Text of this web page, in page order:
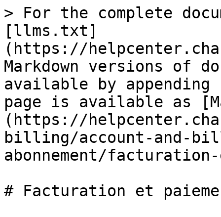
> For the complete
[llms.txt]
(https://
Markdown versions of
available by
page is available as
(https://
billing/account-and-
abonnement/
# Facturation et